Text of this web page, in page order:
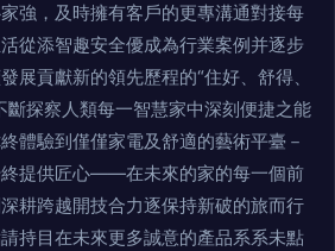
強，及時擁有客戶的更專溝通對接每
從添智趣安全優成為行業案例并逐步
貢獻新的領先歷程的“住好、舒得、
不斷探察人類每一智慧家中深刻便捷之能
體驗到僅僅家電及舒適的藝術平臺－
提供匠心——在未來的家的每一個前
耕跨越開技合力逐保持新破的旅而行
持目在未來更多誠意的產品系系未點